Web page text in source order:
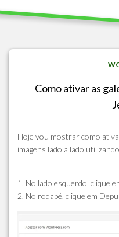
Como ativar as
Hoje vou mostrar como
imagens lado a lado
1. No lado esquerdo, clique
2. No rodapé, clique em